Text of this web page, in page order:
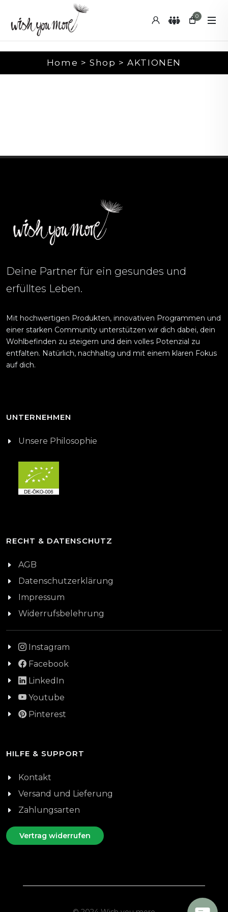
0
Home > Shop > AKTIONEN
Deine Partner für ein gesundes und
erfülltes Leben.
Mit hochwertigen Produkten, innovativen Programmen und
einer starken Community unterstützen wir dich dabei, dein
Wohlbefinden zu steigern und dein volles Potenzial zu
entfalten. Natürlich, nachhaltig und mit einem klaren Fokus
auf dich.
UNTERNEHMEN
Unsere Philosophie
RECHT & DATENSCHUTZ
AGB
Datenschutzerklärung
Impressum
Widerrufsbelehrung
Instagram
Facebook
LinkedIn
Youtube
Pinterest
HILFE & SUPPORT
Kontakt
Versand und Lieferung
Zahlungsarten
Vertrag widerrufen